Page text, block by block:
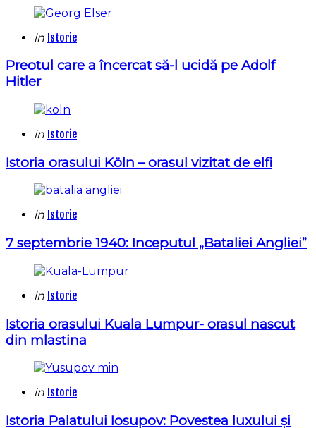
Categories
Posted
in Istorie
Preotul care a încercat să-l ucidă pe Adolf
Hitler
Categories
Posted
in Istorie
Istoria orasului Köln – orasul vizitat de elfi
Categories
Posted
in Istorie
7 septembrie 1940: Inceputul „Bataliei Angliei”
Categories
Posted
in Istorie
Istoria orasului Kuala Lumpur- orasul nascut
din mlastina
Categories
Posted
in Istorie
Istoria Palatului Iosupov: Povestea luxului și